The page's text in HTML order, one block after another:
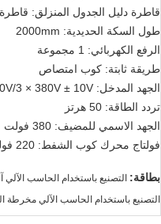
قاطرة دليل الجدول المنزلق:
طول السكة الحديدية: 2000mm
الرفع الكهربائي: 1 مجموعة
طريقة ثابتة: كوب امتصاص
الجهد المدخل: AC220V/3 × 380V ± 10V
تردد الطاقة: 50 هرتز
الجهد الاسمي للمضيف: 380 فولت
فولتاج محرك كوب الشفط: 220 فولت
بطاقة: التصنيع باستخدام الحاسب
التصنيع باستخدام الحاسب الآلي مخرطة